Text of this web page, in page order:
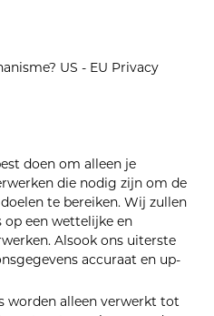
US - EU Privacy
doen om alleen je
die nodig zijn om de
te bereiken. Wij zullen
op een wettelijke en
Alsook ons uiterste
accuraat en up-
worden alleen verwerkt tot